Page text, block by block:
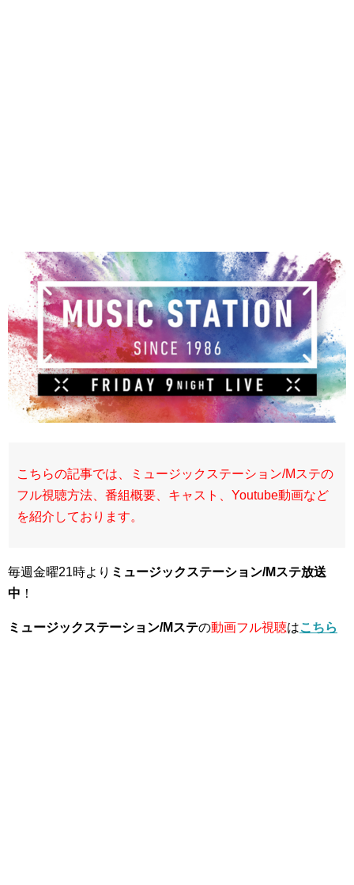
こちらの記事では、ミュージックステーション/Mステの
フル視聴方法、番組概要、キャスト、Youtube動画など
を紹介しております。
毎週金曜21時より ミュージックステーション/Mステ放送
中 ！
ミュージックステーション/Mステの動画フル視聴はこちら